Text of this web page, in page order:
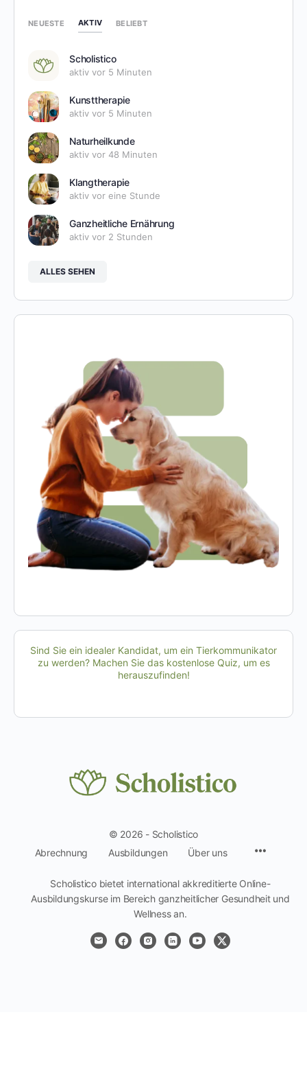
NEUESTE AKTIV BELIEBT
Scholistico
aktiv vor 5 Minuten
Kunsttherapie
aktiv vor 5 Minuten
Naturheilkunde
aktiv vor 48 Minuten
Klangtherapie
aktiv vor eine Stunde
Ganzheitliche Ernährung
aktiv vor 2 Stunden
ALLES SEHEN
Sind Sie ein idealer Kandidat, um ein Tierkommunikator
zu werden? Machen Sie das kostenlose Quiz, um es
herauszufinden!
© 2026 - Scholistico
Abrechnung
Ausbildungen Über uns
Scholistico bietet international akkreditierte Online-
Ausbildungskurse im Bereich ganzheitlicher Gesundheit und
Wellness an.